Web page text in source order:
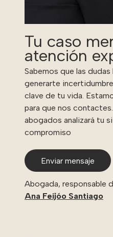
Tu caso
atención
Sabemos que las
generarte
clave de tu vida.
para que nos
abogados analizará tu
compromiso
Enviar mensaje
Abogada, responsable
Ana Feijóo Santiago